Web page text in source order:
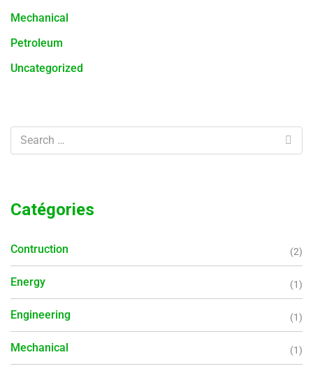
Mechanical
Petroleum
Uncategorized
Catégories
Contruction (2)
Energy (1)
Engineering (1)
Mechanical (1)